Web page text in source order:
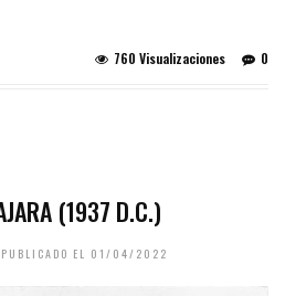
0
760 Visualizaciones
(1937 D.C.)
PUBLICADO EL 01/04/2022